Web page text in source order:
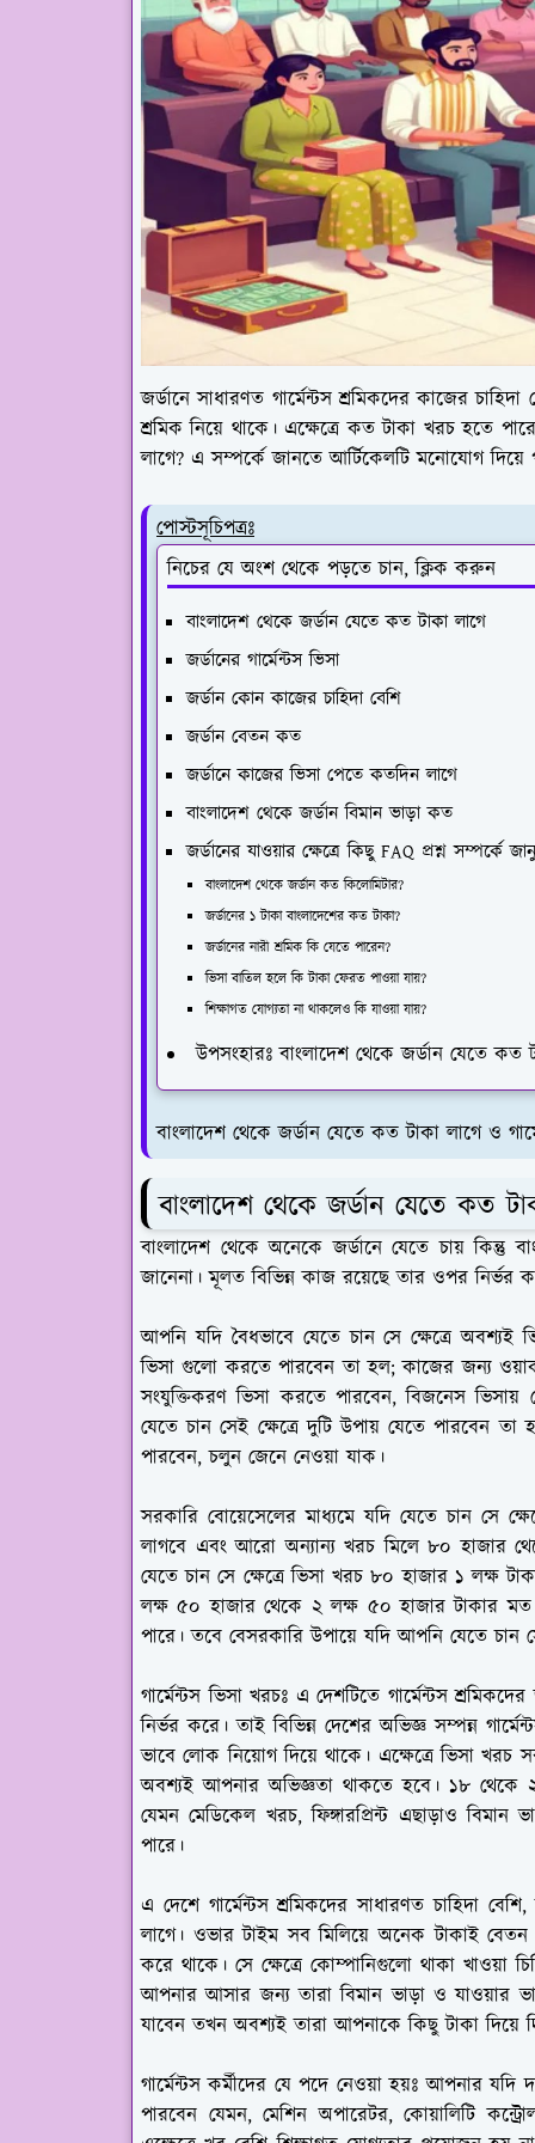
জর্ডানে সাধারণত গার্মেন্টস শ্রমিকদের কাজের চাহিদা
শ্রমিক নিয়ে থাকে। এক্ষেত্রে কত টাকা খরচ হতে
লাগে? এ সম্পর্কে জানতে আর্টিকেলটি মনোযোগ
পোস্টসূচিপত্রঃ
নিচের যে অংশ থেকে পড়তে চান, ক্লিক করুন
বাংলাদেশ থেকে জর্ডান যেতে কত টাকা লাগে
জর্ডানের গার্মেন্টস ভিসা
জর্ডান কোন কাজের চাহিদা বেশি
জর্ডান বেতন কত
জর্ডানে কাজের ভিসা পেতে কতদিন লাগে
বাংলাদেশ থেকে জর্ডান বিমান ভাড়া কত
জর্ডানের যাওয়ার ক্ষেত্রে কিছু FAQ প্রশ্ন সম্পর্কে
বাংলাদেশ থেকে জর্ডান কত কিলোমিটার?
জর্ডানের ১ টাকা বাংলাদেশের কত টাকা?
জর্ডানের নারী শ্রমিক কি যেতে পারেন?
ভিসা বাতিল হলে কি টাকা ফেরত পাওয়া যায়?
শিক্ষাগত যোগ্যতা না থাকলেও কি যাওয়া যায়?
উপসংহারঃ বাংলাদেশ থেকে জর্ডান যেতে কত
বাংলাদেশ থেকে জর্ডান যেতে কত টাকা লাগে ও
বাংলাদেশ থেকে জর্ডান যেতে কত
বাংলাদেশ থেকে অনেকে জর্ডানে যেতে চায় কিন্তু
জানেনা। মূলত বিভিন্ন কাজ রয়েছে তার ওপর
আপনি যদি বৈধভাবে যেতে চান সে ক্ষেত্রে
ভিসা গুলো করতে পারবেন তা হল; কাজের জন্য
সংযুক্তিকরণ ভিসা করতে পারবেন, বিজনেস
যেতে চান সেই ক্ষেত্রে দুটি উপায় যেতে পারবেন
পারবেন, চলুন জেনে নেওয়া যাক।
সরকারি বোয়েসেলের মাধ্যমে যদি যেতে চান সে
লাগবে এবং আরো অন্যান্য খরচ মিলে ৮০ হাজার
যেতে চান সে ক্ষেত্রে ভিসা খরচ ৮০ হাজার ১ লক্ষ
লক্ষ ৫০ হাজার থেকে ২ লক্ষ ৫০ হাজার টাকার
পারে। তবে বেসরকারি উপায়ে যদি আপনি যেতে চান
গার্মেন্টস ভিসা খরচঃ এ দেশটিতে গার্মেন্টস
নির্ভর করে। তাই বিভিন্ন দেশের অভিজ্ঞ সম্পন্ন
ভাবে লোক নিয়োগ দিয়ে থাকে। এক্ষেত্রে ভিসা খরচ
অবশ্যই আপনার অভিজ্ঞতা থাকতে হবে। ১৮
যেমন মেডিকেল খরচ, ফিঙ্গারপ্রিন্ট এছাড়াও
পারে।
এ দেশে গার্মেন্টস শ্রমিকদের সাধারণত চাহিদা
লাগে। ওভার টাইম সব মিলিয়ে অনেক টাকাই বেতন
করে থাকে। সে ক্ষেত্রে কোম্পানিগুলো থাকা খাওয়া
আপনার আসার জন্য তারা বিমান ভাড়া ও যাওয়ার
যাবেন তখন অবশ্যই তারা আপনাকে কিছু টাকা দিয়ে
গার্মেন্টস কর্মীদের যে পদে নেওয়া হয়ঃ আপনার যদি
পারবেন যেমন, মেশিন অপারেটর, কোয়ালিটি